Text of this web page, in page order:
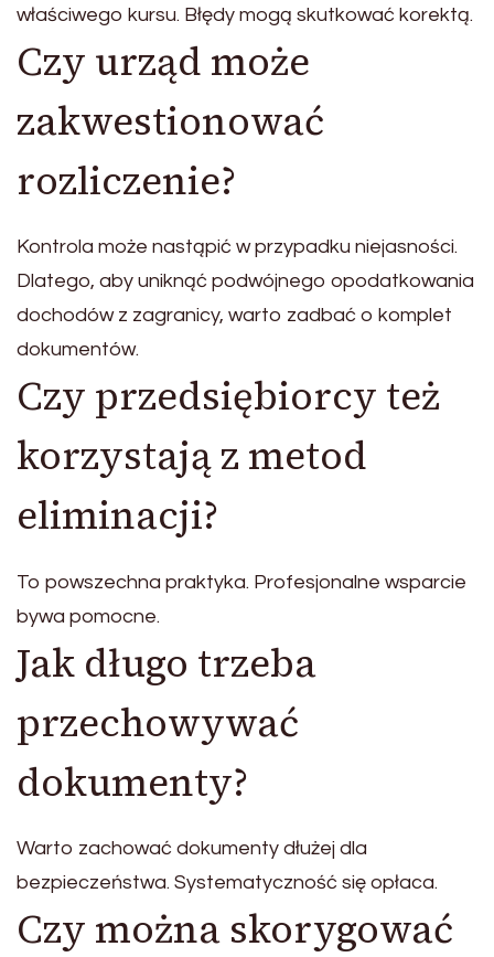
właściwego kursu. Błędy mogą skutkować korektą.
Czy urząd może
zakwestionować
rozliczenie?
Kontrola może nastąpić w przypadku niejasności.
Dlatego, aby uniknąć podwójnego opodatkowania
dochodów z zagranicy, warto zadbać o komplet
dokumentów.
Czy przedsiębiorcy też
korzystają z metod
eliminacji?
To powszechna praktyka. Profesjonalne wsparcie
bywa pomocne.
Jak długo trzeba
przechowywać
dokumenty?
Warto zachować dokumenty dłużej dla
bezpieczeństwa. Systematyczność się opłaca.
Czy można skorygować